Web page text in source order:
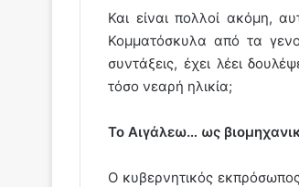
Και είναι πολλοί ακόμη,
Κομματόσκυλα από τα
συντάξεις, έχει λέει
τόσο νεαρή ηλικία;
Το Αιγάλεω… ως
Ο κυβερνητικός